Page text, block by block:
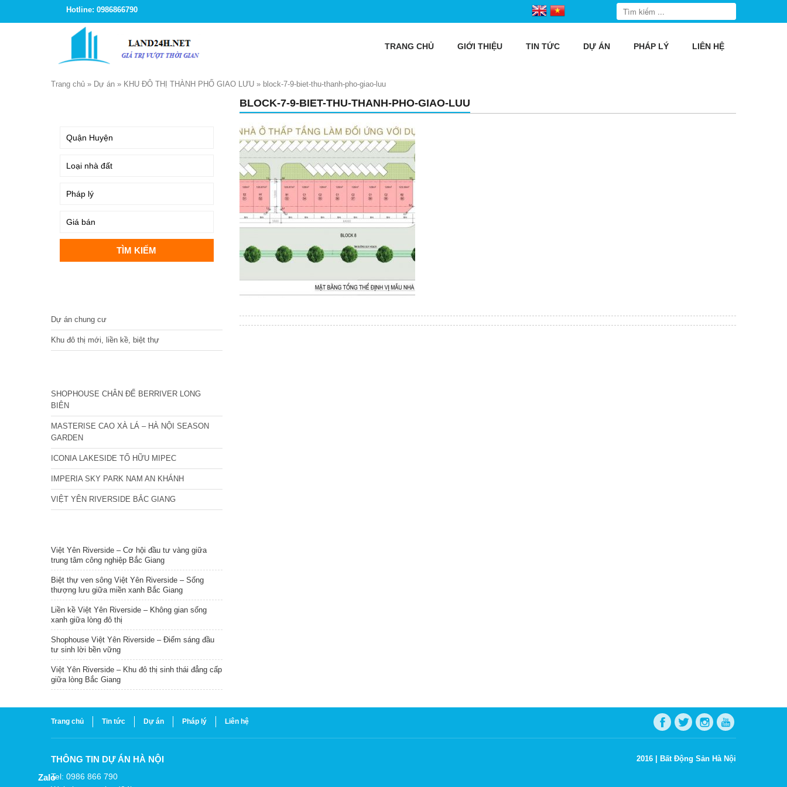
Hotline: 0986866790
TRANG CHỦ GIỚI THIỆU TIN TỨC DỰ ÁN PHÁP LÝ LIÊN HỆ
Trang chủ » Dự án » KHU ĐÔ THỊ THÀNH PHỐ GIAO LƯU » block-7-9-biet-thu-thanh-pho-giao-luu
BLOCK-7-9-BIET-THU-THANH-PHO-GIAO-LUU
Dự án chung cư
Khu đô thị mới, liền kề, biệt thự
SHOPHOUSE CHÂN ĐẾ BERRIVER LONG
BIÊN
MASTERISE CAO XÀ LÁ – HÀ NỘI SEASON
GARDEN
ICONIA LAKESIDE TỐ HỮU MIPEC
IMPERIA SKY PARK NAM AN KHÁNH
VIỆT YÊN RIVERSIDE BẮC GIANG
Việt Yên Riverside – Cơ hội đầu tư vàng giữa
trung tâm công nghiệp Bắc Giang
Biệt thự ven sông Việt Yên Riverside – Sống
thượng lưu giữa miền xanh Bắc Giang
Liền kề Việt Yên Riverside – Không gian sống
xanh giữa lòng đô thị
Shophouse Việt Yên Riverside – Điểm sáng đầu
tư sinh lời bền vững
Việt Yên Riverside – Khu đô thị sinh thái đẳng cấp
giữa lòng Bắc Giang
Trang chủ Tin tức Dự án Pháp lý Liên hệ
THÔNG TIN DỰ ÁN HÀ NỘI
Tel: 0986 866 790
2016 | Bất Động Sản Hà Nội
Zalo